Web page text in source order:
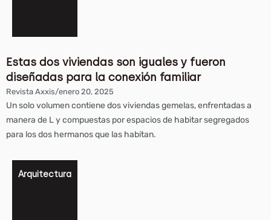
Estas dos viviendas son iguales y fueron
diseñadas para la conexión familiar
Revista Axxis/enero 20, 2025
Un solo volumen contiene dos viviendas gemelas, enfrentadas a
manera de L y compuestas por espacios de habitar segregados
para los dos hermanos que las habitan.
Arquitectura